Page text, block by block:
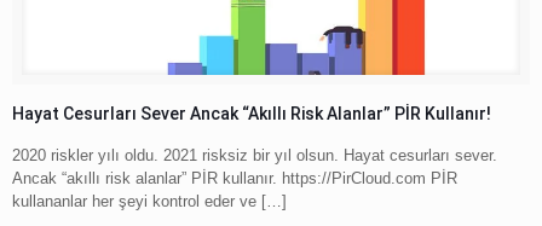
Hayat Cesurları Sever Ancak “Akıllı Risk Alanlar” PİR Kullanır!
2020 riskler yılı oldu. 2021 risksiz bir yıl olsun. Hayat cesurları sever.
Ancak “akıllı risk alanlar” PİR kullanır. https://PirCloud.com PİR
kullananlar her şeyi kontrol eder ve […]